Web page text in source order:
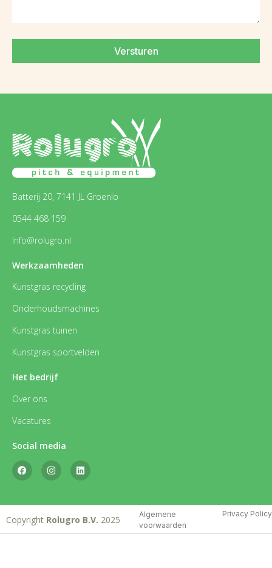
Versturen
Batterij 20, 7141 JL Groenlo
0544 468 159
Info@rolugro.nl
Werkzaamheden
Kunstgras recycling
Onderhoudsmachines
Kunstgras tuinen
Kunstgras sportvelden
Het bedrijf
Over ons
Vacatures
Social media
Copyright Rolugro B.V. 2025
Algemene
voorwaarden
Privacy Policy